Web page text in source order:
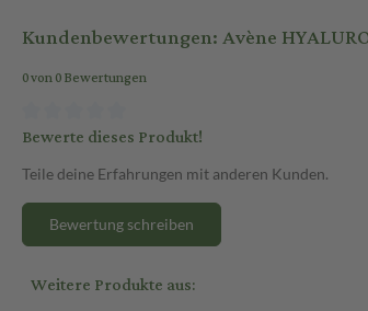
Kundenbewertungen: Avène
0 von 0 Bewertungen
Bewerte dieses Produkt!
Teile deine Erfahrungen mit anderen Kunden.
Bewertung schreiben
Weitere Produkte aus: